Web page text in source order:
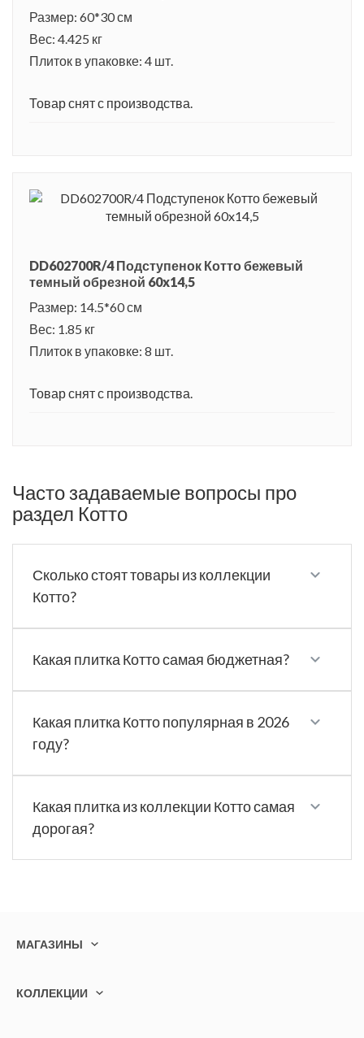
Размер: 60*30 см
Вес: 4.425 кг
Плиток в упаковке: 4 шт.
Товар снят с производства.
DD602700R/4 Подступенок Котто бежевый
темный обрезной 60x14,5
Размер: 14.5*60 см
Вес: 1.85 кг
Плиток в упаковке: 8 шт.
Товар снят с производства.
Часто задаваемые вопросы про
раздел Котто
Сколько стоят товары из коллекции
Котто?
Какая плитка Котто самая бюджетная?
Какая плитка Котто популярная в 2026
году?
Какая плитка из коллекции Котто самая
дорогая?
МАГАЗИНЫ
КОЛЛЕКЦИИ